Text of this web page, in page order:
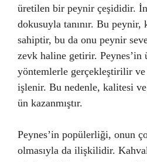
üretilen bir peynir çeşididir.
dokusuyla tanınır. Bu
sahiptir, bu da onu peynir
zevk haline getirir. Peynes’in
yöntemlerle gerçekleştirilir ve
işlenir. Bu nedenle, kalitesi
ün kazanmıştır.
Peynes’in popülerliği, onun
olmasıyla da ilişkilidir.